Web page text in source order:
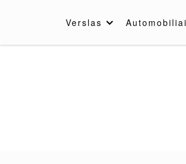
Verslas Automobiliai